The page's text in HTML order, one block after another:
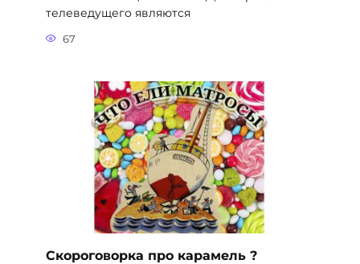
телеведущего являются
67
Скороговорка про карамель ?